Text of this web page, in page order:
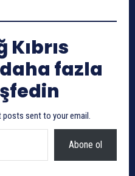
fazla
sent to your email.
Abone ol